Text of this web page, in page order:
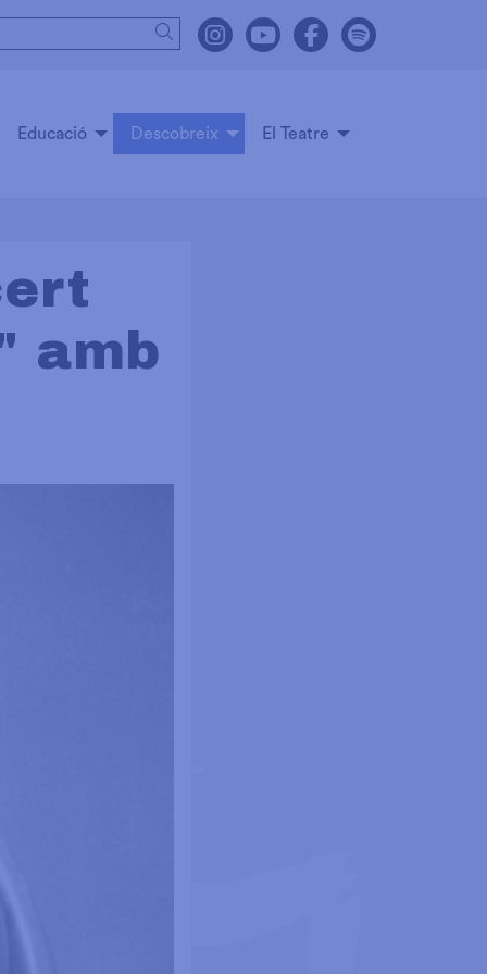
Link a instagram
Link a youtube
Link a facebook
Link a
Cercar
Educació Descobreix El Teatre
amb